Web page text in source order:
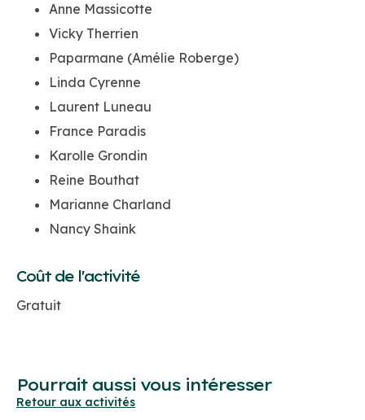
Anne Massicotte
Vicky Therrien
Paparmane (Amélie Roberge)
Linda Cyrenne
Laurent Luneau
France Paradis
Karolle Grondin
Reine Bouthat
Marianne Charland
Nancy Shaink
Coût de l'activité
Gratuit
Pourrait aussi vous intéresser
Retour aux activités